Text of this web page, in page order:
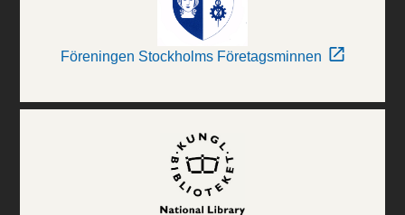
Föreningen Stockholms Företagsminnen